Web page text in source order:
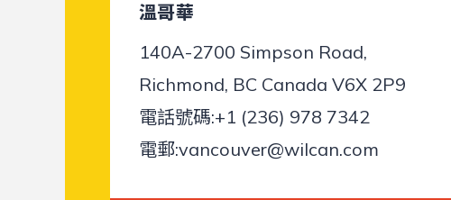
溫哥華
140A-2700 Simpson Road,
Richmond, BC Canada V6X 2P9
電話號碼:+1 (236) 978 7342
電郵:vancouver@wilcan.com